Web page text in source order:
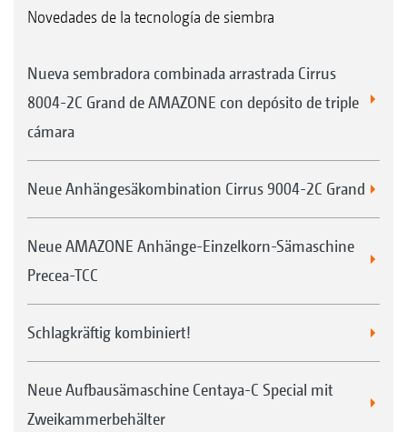
Novedades de la tecnología de siembra
Nueva sembradora combinada arrastrada Cirrus
8004-2C Grand de AMAZONE con depósito de triple
cámara
Neue Anhängesäkombination Cirrus 9004-2C Grand
Neue AMAZONE Anhänge-Einzelkorn-Sämaschine
Precea-TCC
Schlagkräftig kombiniert!
Neue Aufbausämaschine Centaya-C Special mit
Zweikammerbehälter